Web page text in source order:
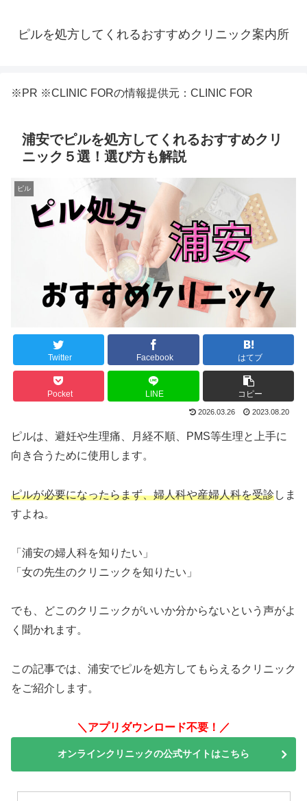
ピルを処方してくれるおすすめクリニック案内所
※PR ※CLINIC FORの情報提供元：CLINIC FOR
浦安でピルを処方してくれるおすすめクリ
ニック５選！選び方も解説
ピル
Twitter Facebook はてブ
Pocket LINE コピー
2026.03.26 2023.08.20
ピルは、避妊や生理痛、月経不順、PMS等生理と上手に
向き合うために使用します。
ピルが必要になったらまず、婦人科や産婦人科を受診しま
すよね。
「浦安の婦人科を知りたい」
「女の先生のクリニックを知りたい」
でも、どこのクリニックがいいか分からないという声がよ
く聞かれます。
この記事では、浦安でピルを処方してもらえるクリニック
をご紹介します。
＼アプリダウンロード不要！／
オンラインクリニックの公式サイトはこちら